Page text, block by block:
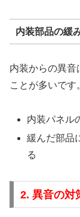
内装部品の緩
内装からの異音
ことが多いです
内装パネル
緩んだ部品
る
2. 異音の対